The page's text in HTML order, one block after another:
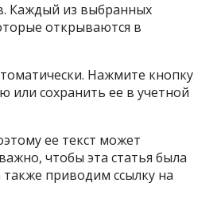
Каждый из выбранных
открываются в
Нажмите кнопку
или сохранить ее в учетной
ее текст может
чтобы эта статья была
приводим ссылку на